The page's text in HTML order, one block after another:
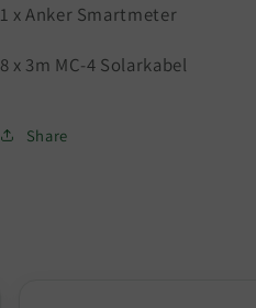
1 x Anker Smartmeter
8 x 3m MC-4 Solarkabel
Share